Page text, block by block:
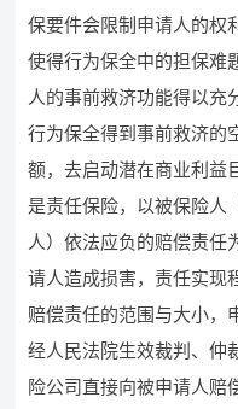
保要件会限制申请人的权
使得行为保全中的担保难
人的事前救济功能得以充
行为保全得到事前救济的
额，去启动潜在商业利益
是责任保险，以被保险人
人）依法应负的赔偿责任
请人造成损害，责任实现
赔偿责任的范围与大小，
经人民法院生效裁判、仲
险公司直接向被申请人赔